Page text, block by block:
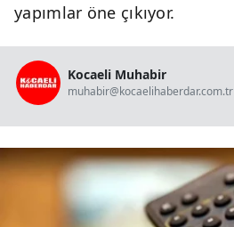
yapımlar öne çıkıyor.
Kocaeli Muhabir
muhabir@kocaelihaberdar.com.tr